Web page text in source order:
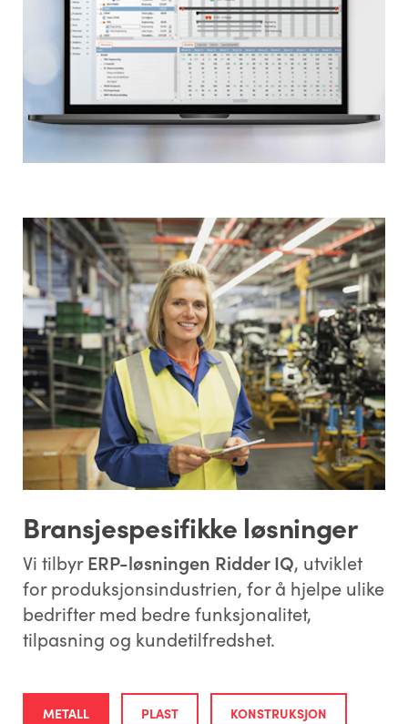
Bransjespesifikke løsninger
Vi tilbyrERP-løsningen Ridder IQ, utviklet
for produksjonsindustrien, for å hjelpe ulike
bedrifter med bedre funksjonalitet,
tilpasning og kundetilfredshet.
METALL PLAST KONSTRUKSJON